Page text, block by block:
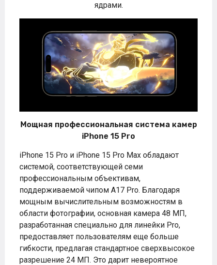
ядрами.
Мощная профессиональная система камер
iPhone 15 Pro
iPhone 15 Pro и iPhone 15 Pro Max обладают
системой, соответствующей семи
профессиональным объективам,
поддерживаемой чипом A17 Pro. Благодаря
мощным вычислительным возможностям в
области фотографии, основная камера 48 МП,
разработанная специально для линейки Pro,
предоставляет пользователям еще больше
гибкости, предлагая стандартное сверхвысокое
разрешение 24 МП. Это дарит невероятное